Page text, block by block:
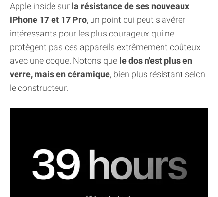
Apple inside sur la résistance de ses nouveaux
iPhone 17 et 17 Pro, un point qui peut s'avérer
intéressants pour les plus courageux qui ne
protègent pas ces appareils extrêmement coûteux
avec une coque. Notons que le dos n'est plus en
verre, mais en céramique, bien plus résistant selon
le constructeur.